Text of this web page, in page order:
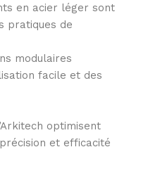
en acier léger sont
pratiques de
modulaires
facile et des
optimisent
et efficacité